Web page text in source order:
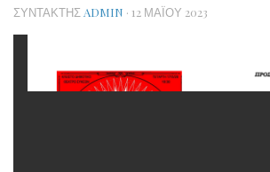
ΣΥΝΤΆΚΤΗΣ ADMIN · 12 ΜΑΪ́ΟΥ 2023